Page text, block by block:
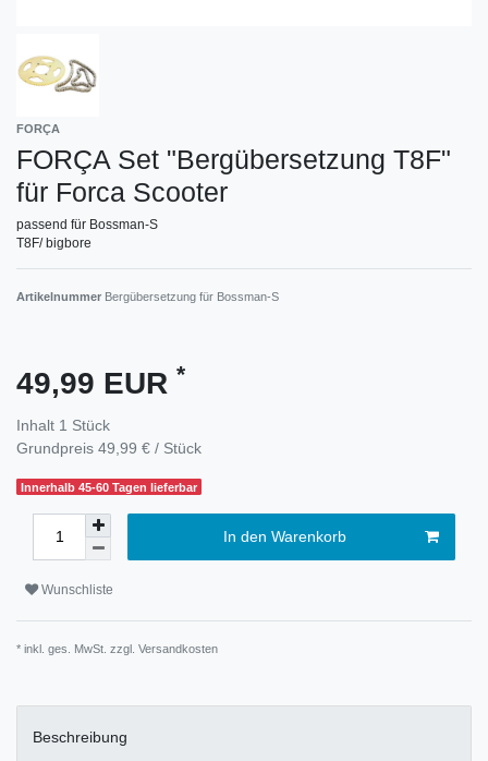
FORÇA
FORÇA Set "Bergübersetzung T8F"
für Forca Scooter
passend für Bossman-S
T8F/ bigbore
Artikelnummer Bergübersetzung für Bossman-S
49,99 EUR *
Inhalt 1 Stück
Grundpreis 49,99 € / Stück
Innerhalb 45-60 Tagen lieferbar
In den Warenkorb
Wunschliste
* inkl. ges. MwSt. zzgl. Versandkosten
Beschreibung